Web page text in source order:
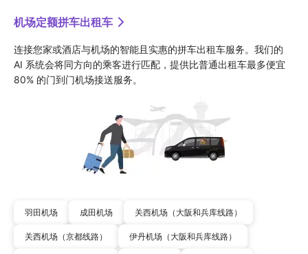
机场定额拼车出租车
连接您家或酒店与机场的智能且实惠的拼车出租车服务。我们的
AI 系统会将同方向的乘客进行匹配，提供比普通出租车最多便宜
80% 的门到门机场接送服务。
羽田机场 成田机场 关西机场（大阪和兵库线路）
关西机场（京都线路） 伊丹机场（大阪和兵库线路）